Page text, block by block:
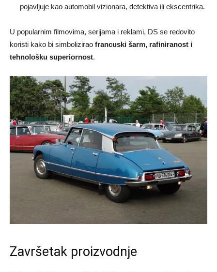
pojavljuje kao automobil vizionara, detektiva ili ekscentrika.
U popularnim filmovima, serijama i reklami, DS se redovito
koristi kako bi simbolizirao francuski šarm, rafiniranost i
tehnološku superiornost.
Završetak proizvodnje